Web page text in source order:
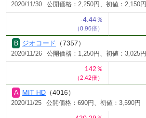
2020/11/30 公開価格：2,250円、初値：2,150円
-4.44％
（0.96倍）
ジオコード （7357）
2020/11/26 公開価格：1,250円、初値：3,025円
142％
（2.42倍）
MIT HD （4016）
2020/11/25 公開価格：690円、初値：3,590円